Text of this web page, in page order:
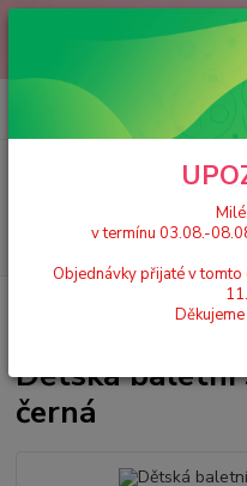
Milé zákaznice, v termínu
Objednávky přijaté v tomto
2026
+420 777 224 390
(Po-Pá, 9-17 hod.)
Dívčí doplňky gymnastika /
Dětská baletní sukně na gumu,
Dětská baletní
černá
v termínu 03.08.-
Objednávky přijaté v